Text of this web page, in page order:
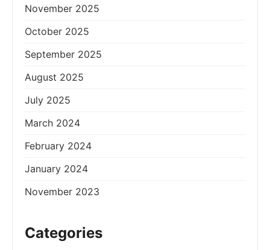
November 2025
October 2025
September 2025
August 2025
July 2025
March 2024
February 2024
January 2024
November 2023
Categories